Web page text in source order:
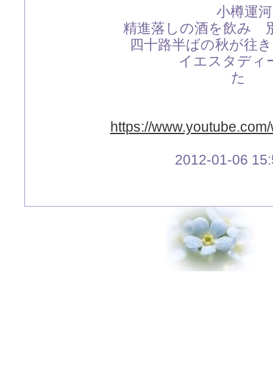
小樽運河 都 は
精進落しの酒を飲み 別
四十路半ばの秋が往き セ
イエスタディーを聞
た
https://
2012-01-06